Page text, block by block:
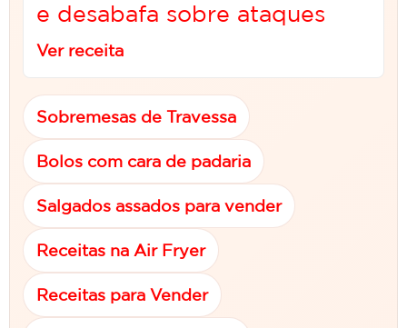
e desabafa sobre ataques
Ver receita
Sobremesas de Travessa
Bolos com cara de padaria
Salgados assados para vender
Receitas na Air Fryer
Receitas para Vender